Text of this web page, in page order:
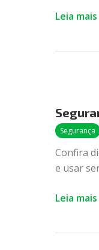
Leia
Segurança
Confira
e usar
no
carnaval:
proteger
seu
celular?
Leia